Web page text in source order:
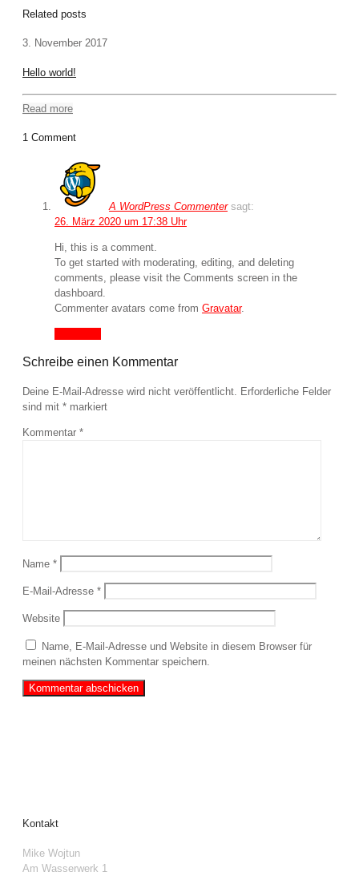
Related posts
3. November 2017
Hello world!
Read more
1 Comment
A WordPress Commenter sagt:
26. März 2020 um 17:38 Uhr
Hi, this is a comment.
To get started with moderating, editing, and deleting
comments, please visit the Comments screen in the
dashboard.
Commenter avatars come from Gravatar.
Schreibe einen Kommentar
Deine E-Mail-Adresse wird nicht veröffentlicht. Erforderliche Felder
sind mit * markiert
Kommentar *
Name *
E-Mail-Adresse *
Website
Name, E-Mail-Adresse und Website in diesem Browser für
meinen nächsten Kommentar speichern.
Kontakt
Mike Wojtun
Am Wasserwerk 1